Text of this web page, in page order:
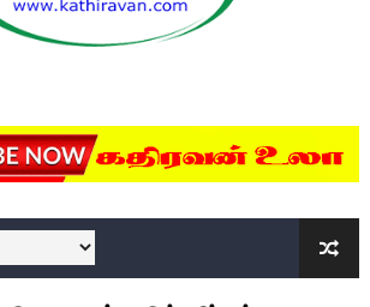
பிள்ளையார்கள்!
பிரபாகரனின் பிறந்தநாளை
நபர் யார், என்ன நடந்தது?: உண்மையை
8 மில்லியன் அமெரிக்க டொலர் நட்டஈடு
ல் நடைபெறும் கண்டனப்